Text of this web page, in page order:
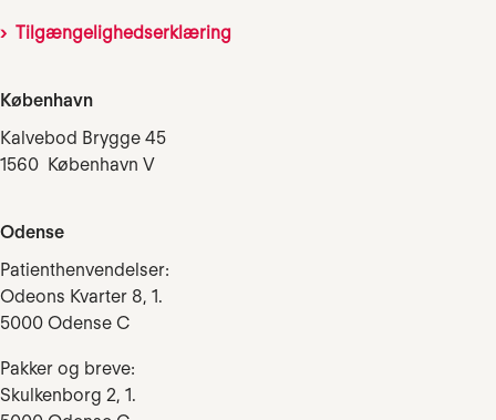
Tilgængelighedserklæring
København
Kalvebod Brygge 45
1560 København V
Odense
Patienthenvendelser:
Odeons Kvarter 8, 1.
5000 Odense C
Pakker og breve:
Skulkenborg 2, 1.